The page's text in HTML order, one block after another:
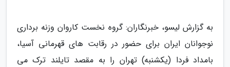
به گزارش لیسو، خبرنگاران: گروه نخست کاروان وزنه برداری
نوجوانان ایران برای حضور در رقابت های قهرمانی آسیا،
بامداد فردا (یکشنبه) تهران را به مقصد تایلند ترک می